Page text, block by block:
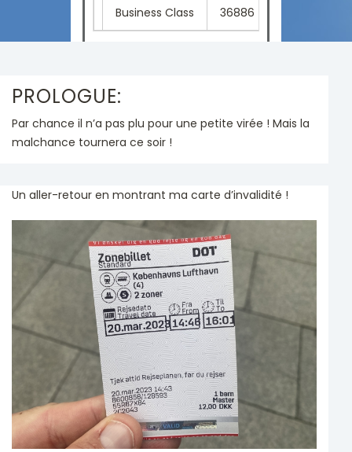
Business Class 36886
PROLOGUE:
Par chance il n’a pas plu pour une petite virée ! Mais la
malchance tournera ce soir !
Un aller-retour en montrant ma carte d’invalidité !